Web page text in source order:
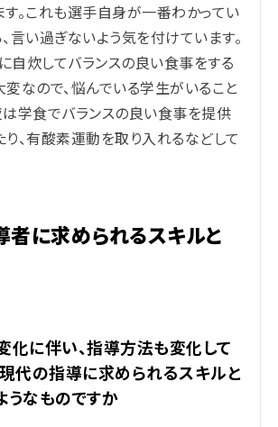
す。これも選手自身が一番わかってい
言い過ぎないよう気を付けています。
自炊してバランスの良い食事をする
変なので、悩んでいる学生がいること
は学食でバランスの良い食事を提供
り、有酸素運動を取り入れるなどして
に求められるスキルと
化に伴い、指導方法も変化して
現代の指導に求められるスキルと
うなものですか